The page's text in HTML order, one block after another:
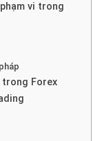
vi trong
trong Forex